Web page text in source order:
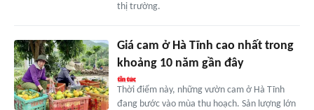
thị trường.
Giá cam ở Hà Tĩnh cao nhất trong
khoảng 10 năm gần đây
Thời điểm này, những vườn cam ở Hà Tĩnh
đang bước vào mùa thu hoạch. Sản lượng lớn